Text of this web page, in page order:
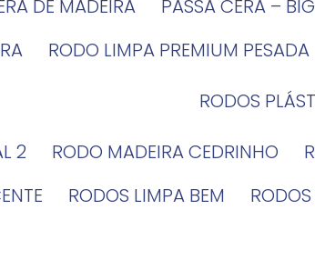
DE MADEIRA PASSA CERA – BIG
RODO LIMPA PREMIUM PESADA
RODOS
2 RODO MADEIRA CEDRINHO
RODOS LIMPA BEM